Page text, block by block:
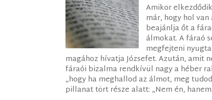
Amikor
már, hogy hol
beajánlja őt a
álmokat. A fáraó
megfejteni
magához hívatja Józsefet. Azután,
fáraói bizalma rendkívül nagy a héber
„hogy ha meghallod az álmot, meg
pillanat tört része alatt: „Nem én,